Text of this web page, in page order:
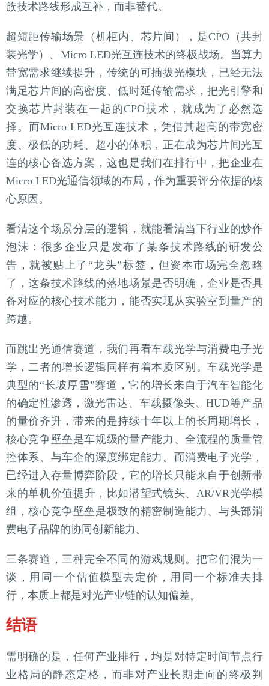
族技术路线形成互补，而非替代。
超短距传输场景（机柜内、芯片间），是CPO（共封
装光学）、Micro LED光互连技术的终极战场。当算力
带宽需求继续提升，传统的可插拔光模块，已经无法
满足芯片间的高密度、低时延传输需求，把光引擎和
交换芯片封装在一起的CPO技术，就成为了必然选
择。而Micro LED光互连技术，凭借其超高的带宽密
度、极低的功耗、超小的体积，正在成为芯片间光互
连的核心备选方案，这也是我们在排行中，把企业在
Micro LED光通信领域的布局，作为重要评分依据的核
心原因。
看清这个场景分层的逻辑，就能看清当下行业的炒作
泡沫：很多企业只是发布了某条技术路线的研发公
告，就被贴上了“龙头”标签，但资本市场完全忽略
了，这条技术路线的落地场景是否明确，企业是否具
备对应的核心技术能力，能否实现从实验室到量产的
跨越。
而跳出光通信赛道，我们再看车载光学与消费电子光
学，二者的增长逻辑同样有着本质区别。车载光学是
典型的“长坡厚雪”赛道，它的增长来自于汽车智能化
的确定性渗透，激光雷达、车载摄像头、HUD等产品
的量价齐升，带来的是持续十年以上的长周期增长，
核心竞争壁垒是车规级的量产能力、全流程的质量管
控体系、与车企的深度绑定能力。而消费电子光学，
已经进入存量博弈阶段，它的增长只能来自于创新带
来的单机价值提升，比如潜望式镜头、AR/VR光学模
组，核心竞争壁垒是极致的精密制造能力、与头部消
费电子品牌的协同创新能力。
三条赛道，三种完全不同的游戏规则。把它们混为一
谈，用同一个估值模型去定价，用同一个标准去排
行，本质上都是对光产业链的认知偏差。
结语
需明确的是，任何产业排行，均是对特定时间节点行
业格局的静态定格，而非对产业长期走向的终极判